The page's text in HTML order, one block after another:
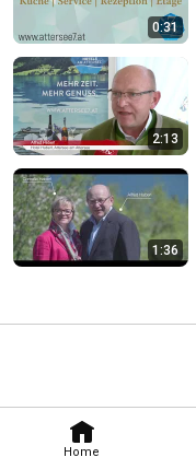
Home
0:31
2:13
1:36